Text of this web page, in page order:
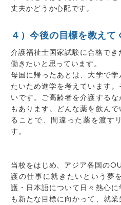
丈夫かどうか心配です。
４）今後の目標を教えて
介護福祉士国家試験に合格で
働きたいと思っています。
母国に帰ったあとは、大学で
たいため進学を考えています
いです。ご高齢者を介護する
もあります。どんな薬を飲ん
ることで、間違った薬を渡す
す。
当校をはじめ、アジア各国の
護の仕事に就きたいという夢
護・日本語について日々熱心
も新たな目標に向かって、就